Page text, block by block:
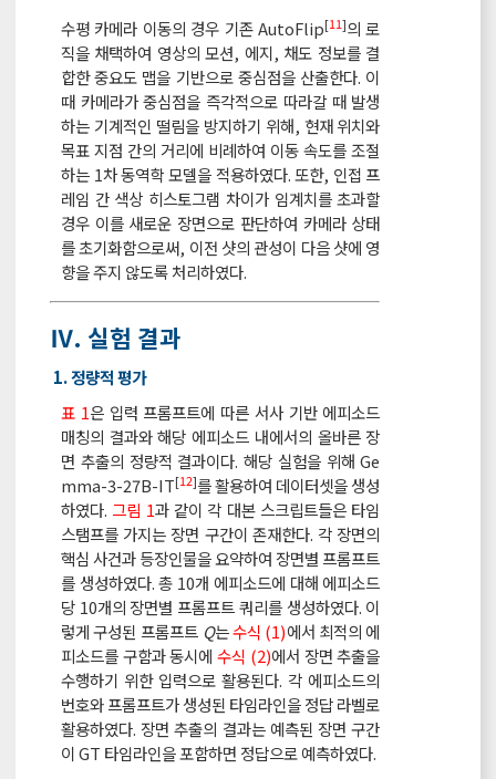
수평 카메라 이동의 경우 기존 AutoFlip[11]의 로
직을 채택하여 영상의 모션, 에지, 채도 정보를 결
합한 중요도 맵을 기반으로 중심점을 산출한다. 이
때 카메라가 중심점을 즉각적으로 따라갈 때 발생
하는 기계적인 떨림을 방지하기 위해, 현재 위치와
목표 지점 간의 거리에 비례하여 이동 속도를 조절
하는 1차 동역학 모델을 적용하였다. 또한, 인접 프
레임 간 색상 히스토그램 차이가 임계치를 초과할
경우 이를 새로운 장면으로 판단하여 카메라 상태
를 초기화함으로써, 이전 샷의 관성이 다음 샷에 영
향을 주지 않도록 처리하였다.
Ⅳ. 실험 결과
1. 정량적 평가
표 1은 입력 프롬프트에 따른 서사 기반 에피소드
매칭의 결과와 해당 에피소드 내에서의 올바른 장
면 추출의 정량적 결과이다. 해당 실험을 위해 Ge
mma-3-27B-IT[12]를 활용하여 데이터셋을 생성
하였다. 그림 1과 같이 각 대본 스크립트들은 타임
스탬프를 가지는 장면 구간이 존재한다. 각 장면의
핵심 사건과 등장인물을 요약하여 장면별 프롬프트
를 생성하였다. 총 10개 에피소드에 대해 에피소드
당 10개의 장면별 프롬프트 쿼리를 생성하였다. 이
렇게 구성된 프롬프트 Q는수식 (1)에서 최적의 에
피소드를 구함과 동시에수식 (2)에서 장면 추출을
수행하기 위한 입력으로 활용된다. 각 에피소드의
번호와 프롬프트가 생성된 타임라인을 정답 라벨로
활용하였다. 장면 추출의 결과는 예측된 장면 구간
이 GT 타임라인을 포함하면 정답으로 예측하였다.